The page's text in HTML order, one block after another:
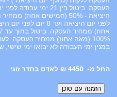
100% (מאה אחוז) ממחיר העסקה.
במנין ימי העבודה לא יבואו ימי שישי,
4450 ₪ לאדם בחדר זוגי